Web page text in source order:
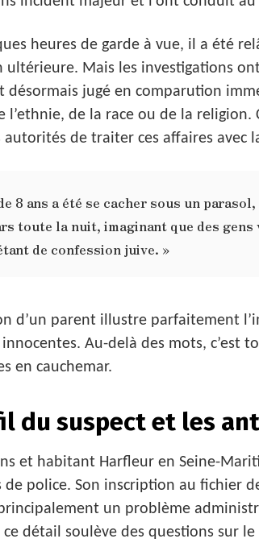
heures de garde à vue, il a été
ultérieure. Mais les investigations
désormais jugé en comparution
l’ethnie, de la race ou de la
de traiter ces affaires avec
8 ans a été se cacher sous un
toute la nuit, imaginant que des
de confession juive. »
d’un parent illustre parfaitement
innocentes. Au-delà des mots, c’est
en cauchemar.
du suspect et les
et habitant Harfleur en Seine-
de police. Son inscription au fichier
un problème
ce détail soulève des questions sur